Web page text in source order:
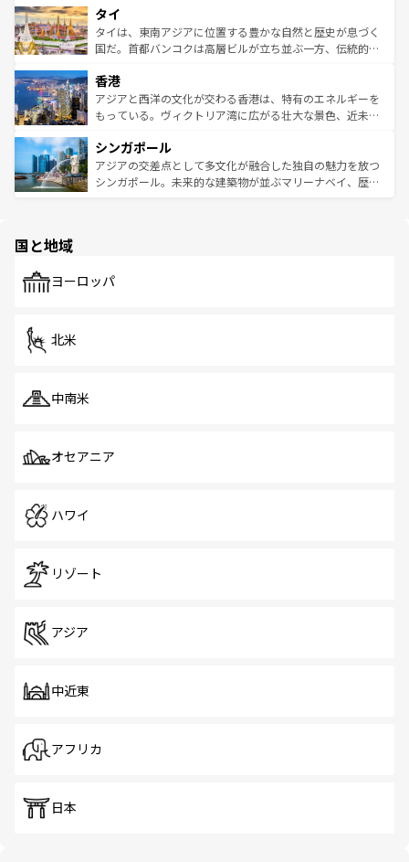
リティに包まれながら、韓国の多彩な魅力を心ゆくまで味
わってみてほしい。 なお、新着の韓国情報はコンテンツ一
覧を参照してほしい。
急速な発展と共に伝統が息づく。ハノイの古い町並みやホ
ーチミン市のフランス統治時代の建物も、独特の雰囲気を
醸し出している。また、バラエティの豊かさとおいしさで
とつ。フォーやバインミー、ベトナムコーヒーなどは、ぜ
ひ現地で味わいたい。どの地域を訪れてもあたたかい人々
が旅行者を迎えてくれるので、きっと忘れられない旅にな
参照してほしい。
タイ
タイは、東南アジアに位置する豊かな自然と歴史が息づく
国だ。首都バンコクは高層ビルが立ち並ぶ一方、伝統的な
の活気が交差している。北部ではチェンマイなどの山岳地
帯で自然と触れ合い、南部ではプーケットやクラビの美し
いビーチでリゾート気分を楽しむことができる。タイ料理
激する。気候は一年中温暖で、どの季節にも異なる楽しみ
が待っている。親しみやすいタイの人々、仏教を中心とし
た文化、そして多様な観光資源が、訪れる旅人を魅了し続
香港
アジアと西洋の文化が交わる香港は、特有のエネルギーを
もっている。ヴィクトリア湾に広がる壮大な景色、近未来
み、どこを訪れても感動するはず。観光スポットが密集し
ており、効率よく見どころを回れるのも魅力。息をのむよ
うな絶景から文化的な体験まで、香港を存分に楽しみ尽く
シンガポール
アジアの交差点として多文化が融合した独自の魅力を放つ
シンガポール。未来的な建築物が並ぶマリーナベイ、歴史
で、ホーカーズは地元の風情を楽しめる外せないスポット
国と地域
ヨーロッパ
北米
中南米
オセアニア
ハワイ
リゾート
アジア
中近東
アフリカ
日本